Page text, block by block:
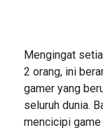
Mengingat
2 orang, ini
gamer yang
seluruh dunia.
mencicipi